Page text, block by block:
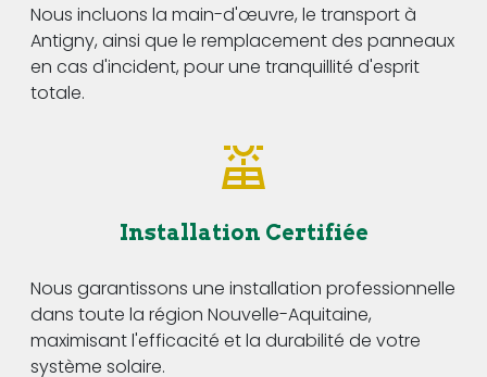
Nous incluons la main-d'œuvre, le transport à
Antigny, ainsi que le remplacement des panneaux
en cas d'incident, pour une tranquillité d'esprit
totale.
Installation Certifiée
Nous garantissons une installation professionnelle
dans toute la région Nouvelle-Aquitaine,
maximisant l'efficacité et la durabilité de votre
système solaire.